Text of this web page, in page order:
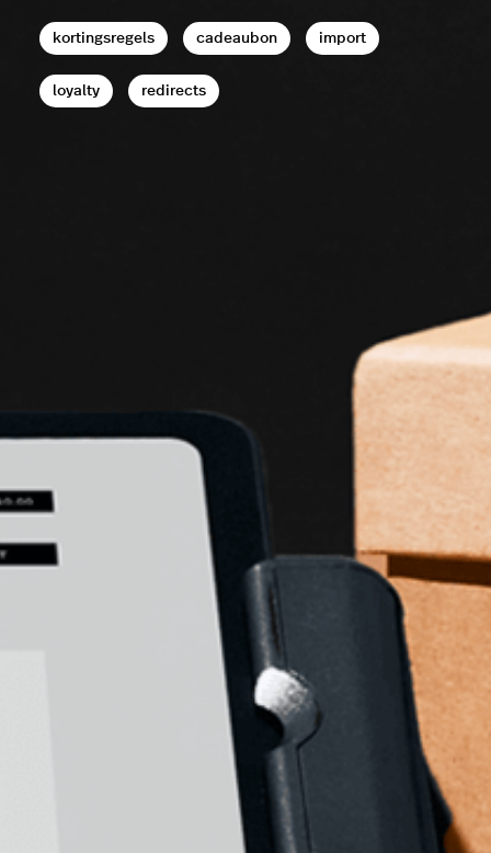
kortingsregels cadeaubon import
loyalty redirects